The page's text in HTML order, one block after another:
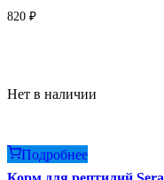
820 ₽
Нет в наличии
Подробнее